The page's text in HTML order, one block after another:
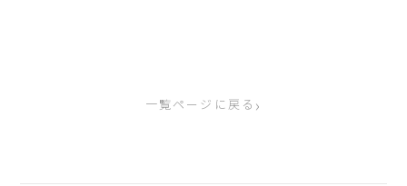
一覧ページに戻る ›